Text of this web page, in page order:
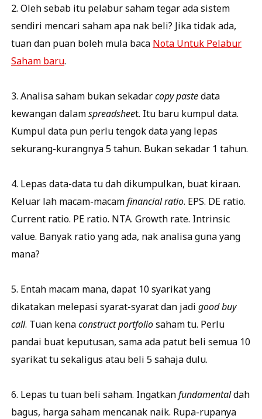
2. Oleh sebab itu pelabur saham tegar ada sistem
sendiri mencari saham apa nak beli? Jika tidak ada,
tuan dan puan boleh mula baca Nota Untuk Pelabur
Saham baru.
3. Analisa saham bukan sekadarcopy pastedata
kewangan dalamspreadsheet. Itu baru kumpul data.
Kumpul data pun perlu tengok data yang lepas
sekurang-kurangnya 5 tahun. Bukan sekadar 1 tahun.
4. Lepas data-data tu dah dikumpulkan, buat kiraan.
Keluar lah macam-macamfinancial ratio. EPS. DE ratio.
Current ratio. PE ratio. NTA. Growth rate. Intrinsic
value. Banyak ratio yang ada, nak analisa guna yang
mana?
5. Entah macam mana, dapat 10 syarikat yang
dikatakan melepasi syarat-syarat dan jadi good buy
call. Tuan kenaconstruct portfoliosaham tu. Perlu
pandai buat keputusan, sama ada patut beli semua 10
syarikat tu sekaligus atau beli 5 sahaja dulu.
6. Lepas tu tuan beli saham. Ingatkanfundamentaldah
bagus, harga saham mencanak naik. Rupa-rupanya